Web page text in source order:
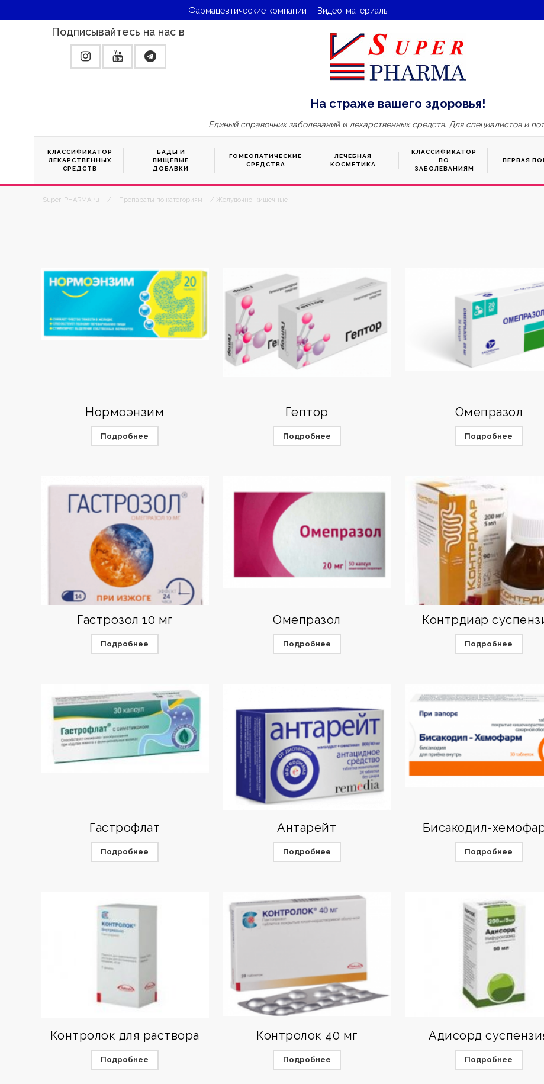
Фармацевтические компании Видео-материалы
Подписывайтесь на нас в
На страже вашего здоровья!
Единый справочник заболеваний и лекарственных средств. Для специалистов и
КЛАССИФИКАТОР
ЛЕКАРСТВЕННЫХ
СРЕДСТВ
БАДЫ И
ПИЩЕВЫЕ
ДОБАВКИ
ГОМЕОПАТИЧЕСКИЕ
СРЕДСТВА
ЛЕЧЕБНАЯ
КОСМЕТИКА
КЛАССИФИКАТОР
ПО
ЗАБОЛЕВАНИЯМ
ПЕРВАЯ
Super-PHARMA.ru / Препараты по категориям / Желудочно-кишечные
Нормоэнзим
Подробнее
Гептор
Подробнее
Омепразол
Подробнее
Гастрозол 10 мг
Подробнее
Омепразол
Подробнее
Контрдиар
Подробнее
Гастрофлат
Подробнее
Антарейт
Подробнее
Бисакодил-
Подробнее
Контролок для раствора
Подробнее
Контролок 40 мг
Подробнее
Адисорд
Подробнее